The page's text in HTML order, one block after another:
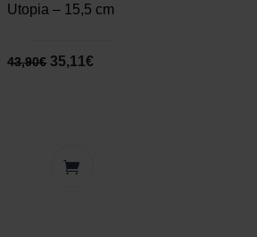
Utopia – 15,5 cm
43,90€ 35,11€